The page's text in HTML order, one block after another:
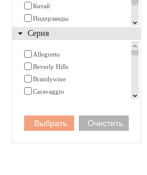
Китай
Нидерланды
США
Серия
Allegretto
Beverly Hills
Brandywine
Caravaggio
Classical Elegance
Colorado